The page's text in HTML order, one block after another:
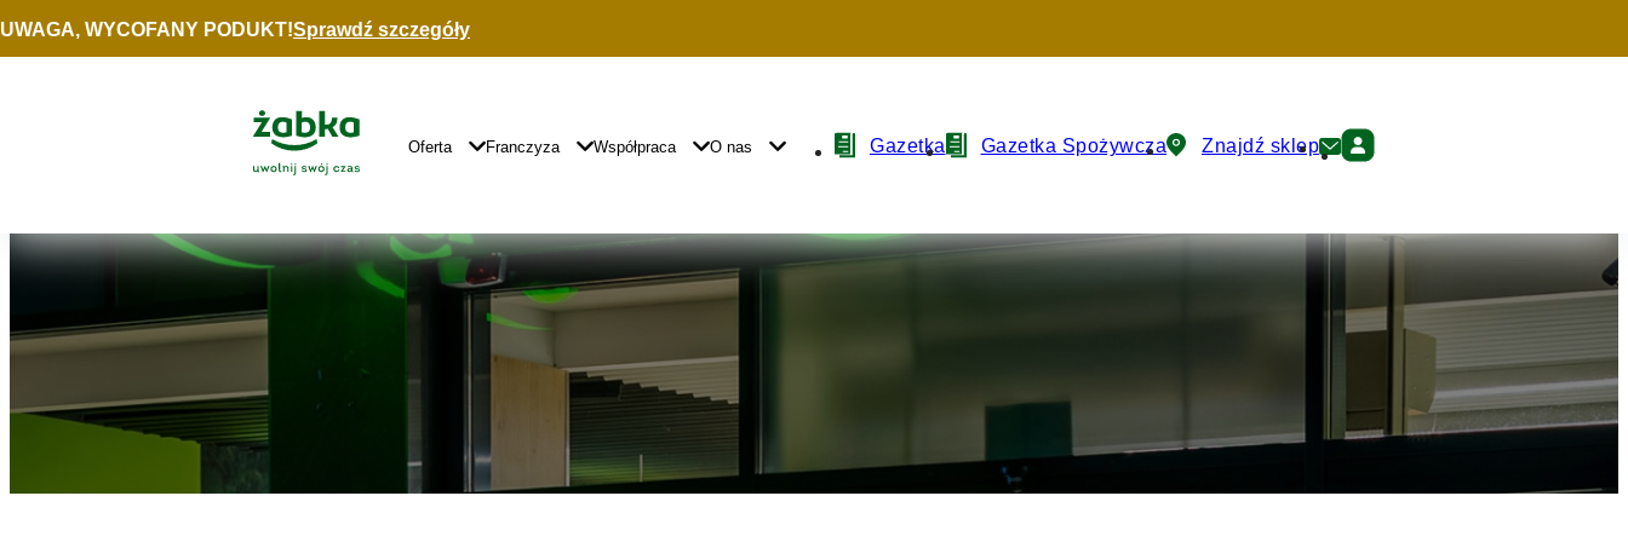
Idź do treści
UWAGA, WYCOFANY PODUKT!Sprawdź szczegóły
Główne
Logo
Główna
Nawigacja
Oferta Franczyza Współpraca O nas
NawigacjaGazetka Gazetka Spożywcza Znajdź sklep